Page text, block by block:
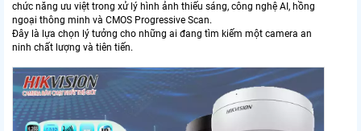
chức năng ưu việt trong xử lý hình ảnh thiếu sáng, công nghệ AI, hồng
ngoại thông minh và CMOS Progressive Scan.
Đây là lựa chọn lý tưởng cho những ai đang tìm kiếm một camera an
ninh chất lượng và tiên tiến.